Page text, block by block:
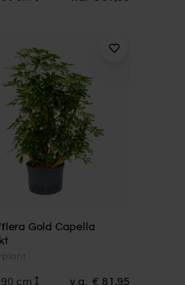
Gold Capella
cm v.a. € 81,95